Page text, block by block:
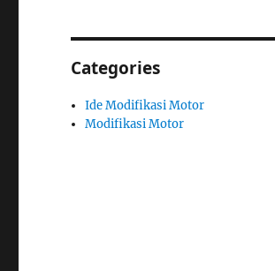
Categories
Ide Modifikasi Motor
Modifikasi Motor